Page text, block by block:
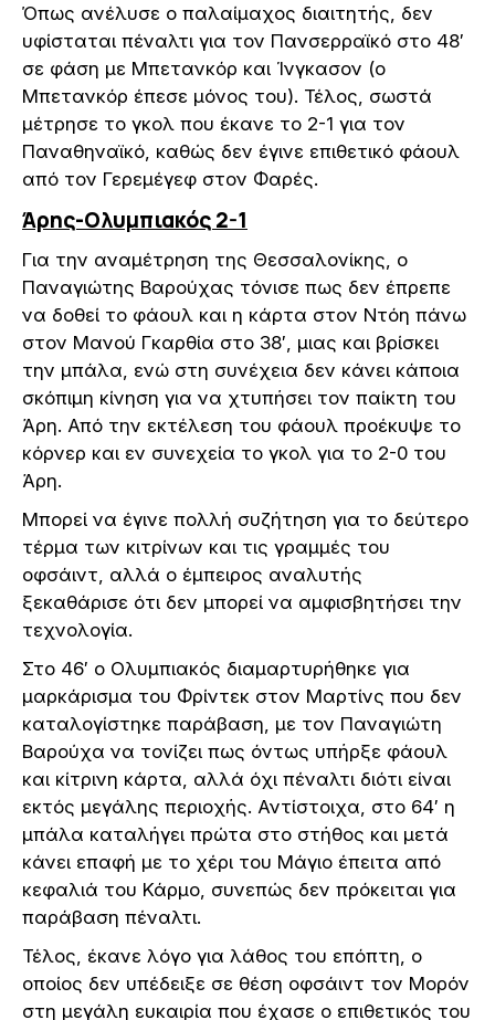
Όπως ανέλυσε ο παλαίμαχος διαιτητής, δεν
υφίσταται πέναλτι για τον Πανσερραϊκό στο 48′
σε φάση με Μπετανκόρ και Ίνγκασον (ο
Μπετανκόρ έπεσε μόνος του). Τέλος, σωστά
μέτρησε το γκολ που έκανε το 2-1 για τον
Παναθηναϊκό, καθώς δεν έγινε επιθετικό φάουλ
από τον Γερεμέγεφ στον Φαρές.
Άρης-Ολυμπιακός 2-1
Για την αναμέτρηση της Θεσσαλονίκης, ο
Παναγιώτης Βαρούχας τόνισε πως δεν έπρεπε
να δοθεί το φάουλ και η κάρτα στον Ντόη πάνω
στον Μανού Γκαρθία στο 38′, μιας και βρίσκει
την μπάλα, ενώ στη συνέχεια δεν κάνει κάποια
σκόπιμη κίνηση για να χτυπήσει τον παίκτη του
Άρη. Από την εκτέλεση του φάουλ προέκυψε το
κόρνερ και εν συνεχεία το γκολ για το 2-0 του
Άρη.
Μπορεί να έγινε πολλή συζήτηση για το δεύτερο
τέρμα των κιτρίνων και τις γραμμές του
οφσάιντ, αλλά ο έμπειρος αναλυτής
ξεκαθάρισε ότι δεν μπορεί να αμφισβητήσει την
τεχνολογία.
Στο 46′ ο Ολυμπιακός διαμαρτυρήθηκε για
μαρκάρισμα του Φρίντεκ στον Μαρτίνς που δεν
καταλογίστηκε παράβαση, με τον Παναγιώτη
Βαρούχα να τονίζει πως όντως υπήρξε φάουλ
και κίτρινη κάρτα, αλλά όχι πέναλτι διότι είναι
εκτός μεγάλης περιοχής. Αντίστοιχα, στο 64′ η
μπάλα καταλήγει πρώτα στο στήθος και μετά
κάνει επαφή με το χέρι του Μάγιο έπειτα από
κεφαλιά του Κάρμο, συνεπώς δεν πρόκειται για
παράβαση πέναλτι.
Τέλος, έκανε λόγο για λάθος του επόπτη, ο
οποίος δεν υπέδειξε σε θέση οφσάιντ τον Μορόν
στη μεγάλη ευκαιρία που έχασε ο επιθετικός του